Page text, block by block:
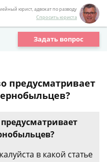
юрист, адвокат по разводу
Спросить юриста
Задать вопрос
предусматривает
в какой статье